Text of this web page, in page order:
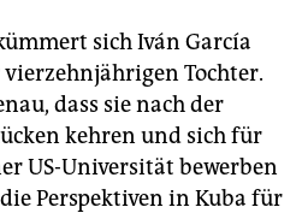
sich Iván García
Tochter.
dass sie nach der
kehren und sich für
US-Universität bewerben
Perspektiven in Kuba für